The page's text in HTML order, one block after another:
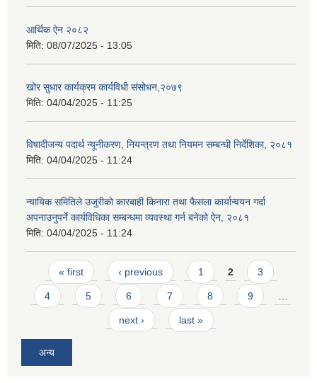
आर्थिक ऐन २०८२
मिति: 08/07/2025 - 13:05
खोर सुधार कार्यक्रम कार्यविधी संसोधन,२०७९
मिति: 04/04/2025 - 11:25
विषादीजन्य पदार्थ न्यूनीकरण, नियन्त्रण तथा नियमन सम्बन्धी निर्देशिका, २०८१
मिति: 04/04/2025 - 11:24
न्यायिक समितिले उजुरीको कारबाही किनारा तथा फैसला कार्यान्वयन गर्दा
अपनाउनुपर्ने कार्यविधिका सम्बन्धमा व्यवस्था गर्न बनेको ऐन, २०८१
मिति: 04/04/2025 - 11:24
Pages
« first ‹ previous 1 2 3
4 5 6 7 8 9
next › last »
अन्य